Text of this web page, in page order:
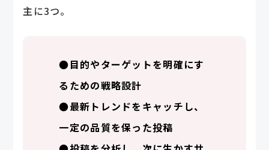
主に3つ。
●目的やターゲットを明確にす
るための戦略設計
●最新トレンドをキャッチし、
一定の品質を保った投稿